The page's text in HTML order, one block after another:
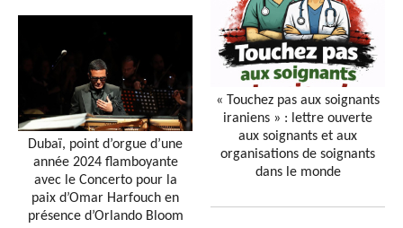
Dubaï, point d’orgue d’une
année 2024 flamboyante
avec le Concerto pour la
paix d’Omar Harfouch en
présence d’Orlando Bloom
« Touchez pas aux soignants
iraniens » : lettre ouverte
aux soignants et aux
organisations de soignants
dans le monde